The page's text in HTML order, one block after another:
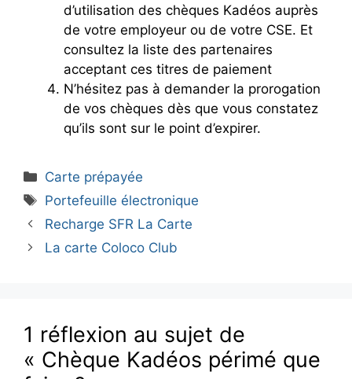
d’utilisation des chèques Kadéos auprès
de votre employeur ou de votre CSE. Et
consultez la liste des partenaires
acceptant ces titres de paiement
N’hésitez pas à demander la prorogation
de vos chèques dès que vous constatez
qu’ils sont sur le point d’expirer.
Catégories
Carte prépayée
Étiquettes
Portefeuille électronique
Recharge SFR La Carte
La carte Coloco Club
1 réflexion au sujet de
« Chèque Kadéos périmé que